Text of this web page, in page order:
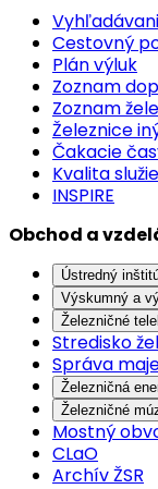
Cestovný
Plán výluk
Zoznam
Zoznam
Železnice
Čakacie
Kvalita
INSPIRE
Obchod a
Ústredný
Výskumný a
Železničné
Stredisko
Správa
Železničná
Železničné
Mostný
CLaO
Archív ŽSR